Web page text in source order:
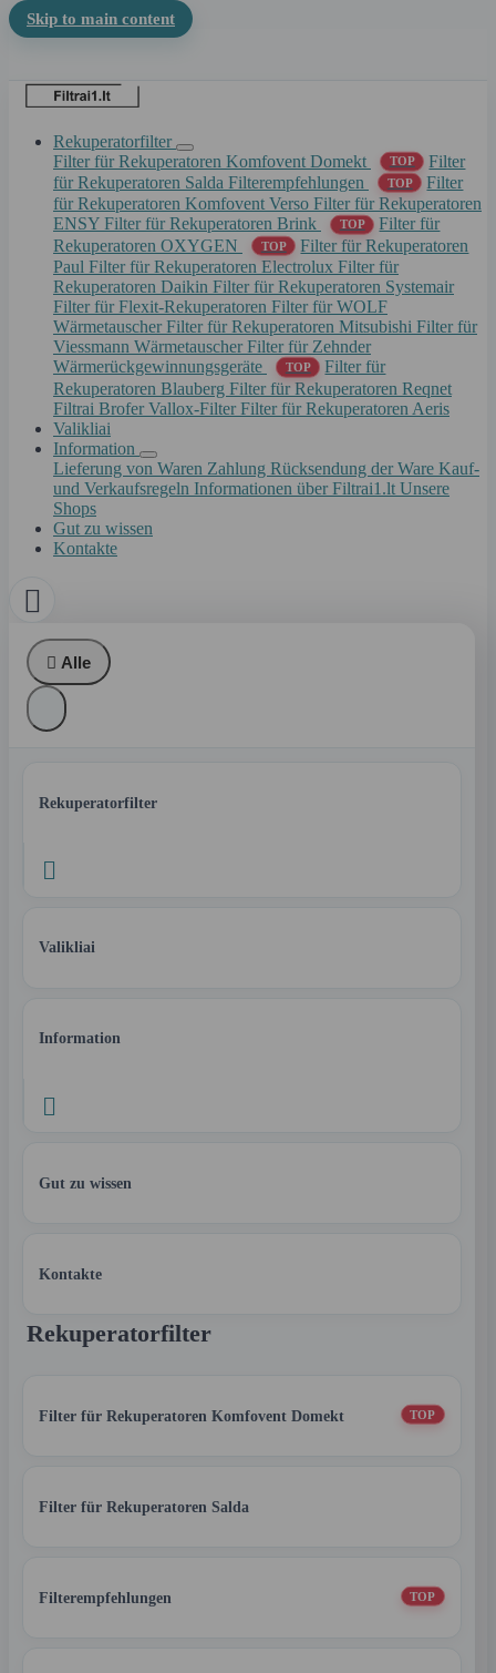
Skip to main content
Rekuperatorfilter
Filter für Rekuperatoren Komfovent Domekt
TOP
Filter
für Rekuperatoren Salda Filterempfehlungen TOP
Filter
für Rekuperatoren Komfovent Verso Filter für Rekuperatoren
ENSY Filter für Rekuperatoren Brink TOP
Filter für
Rekuperatoren OXYGEN
TOP
Filter für Rekuperatoren
Paul Filter für Rekuperatoren Electrolux Filter für
Rekuperatoren Daikin Filter für Rekuperatoren Systemair
Filter für Flexit-Rekuperatoren Filter für WOLF
Wärmetauscher Filter für Rekuperatoren Mitsubishi Filter für
Viessmann Wärmetauscher Filter für Zehnder
Wärmerückgewinnungsgeräte
TOP
Filter für
Rekuperatoren Blauberg Filter für Rekuperatoren Reqnet
Filtrai Brofer Vallox-Filter Filter für Rekuperatoren Aeris
Valikliai
Information
Lieferung von Waren Zahlung Rücksendung der Ware Kauf-
und Verkaufsregeln Informationen über Filtrai1.lt Unsere
Shops
Gut zu wissen
Kontakte

 Alle
Rekuperatorfilter

Valikliai
Information

Gut zu wissen
Kontakte
Rekuperatorfilter
Filter für Rekuperatoren Komfovent Domekt TOP
Filter für Rekuperatoren Salda
Filterempfehlungen TOP